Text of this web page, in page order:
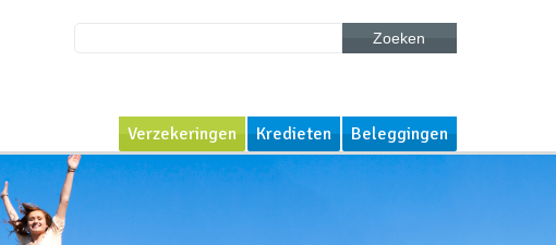
Zoeken
Verzekeringen Kredieten Beleggingen